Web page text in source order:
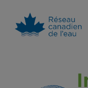
content